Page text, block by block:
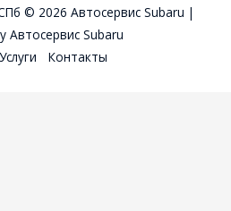
© 2026 Автосервис Subaru |
Автосервис Subaru
Услуги Контакты